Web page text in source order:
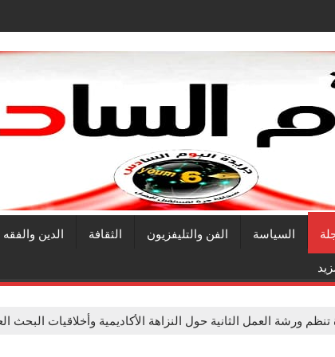
السياسة الفن والتليفزيون الثقافة الدين والفقه
تنظم ورشة العمل الثانية حول النزاهة الأكاديمية وأخلاقيات البحث